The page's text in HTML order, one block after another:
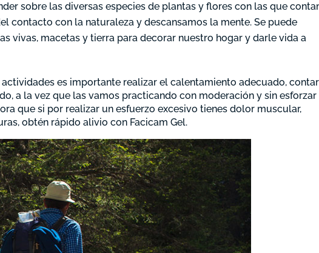
sobre las diversas especies de plantas y flores con las que
contacto con la naturaleza y descansamos la mente. Se puede
vivas, macetas y tierra para decorar nuestro hogar y darle vida a
es importante realizar el calentamiento adecuado, contar
a la vez que las vamos practicando con moderación y sin esforzar
que si por realizar un esfuerzo excesivo tienes dolor muscular,
obtén rápido alivio con Facicam Gel.